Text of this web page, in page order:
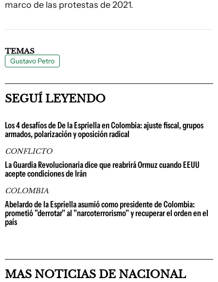
marco de las protestas de 2021.
TEMAS
Gustavo Petro
SEGUÍ LEYENDO
Los 4 desafíos de De la Espriella en Colombia: ajuste fiscal, grupos
armados, polarización y oposición radical
CONFLICTO
La Guardia Revolucionaria dice que reabrirá Ormuz cuando EEUU
acepte condiciones de Irán
COLOMBIA
Abelardo de la Espriella asumió como presidente de Colombia:
prometió "derrotar" al "narcoterrorismo" y recuperar el orden en el
país
MAS NOTICIAS DE NACIONAL